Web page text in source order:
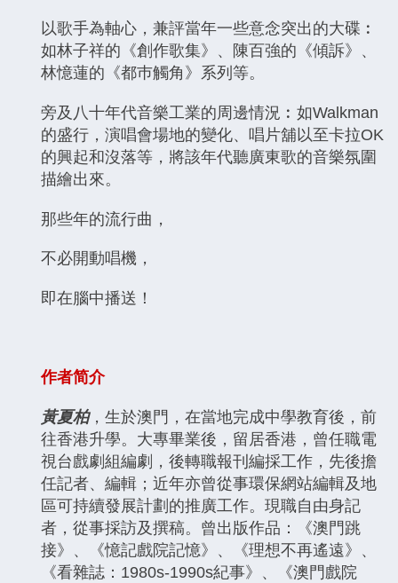
以歌手為軸心，兼評當年一些意念突出的大碟︰
如林子祥的《創作歌集》、陳百強的《傾訴》、
林憶蓮的《都巿觸角》系列等。
旁及八十年代音樂工業的周邊情況︰如Walkman
的盛行，演唱會場地的變化、唱片舖以至卡拉OK
的興起和沒落等，將該年代聽廣東歌的音樂氛圍
描繪出來。
那些年的流行曲，
不必開動唱機，
即在腦中播送！
作者简介
黃夏柏，生於澳門，在當地完成中學教育後，前
往香港升學。大專畢業後，留居香港，曾任職電
視台戲劇組編劇，後轉職報刊編採工作，先後擔
任記者、編輯；近年亦曾從事環保網站編輯及地
區可持續發展計劃的推廣工作。現職自由身記
者，從事採訪及撰稿。曾出版作品：《澳門跳
接》、《憶記戲院記憶》、《理想不再遙遠》、
《看雜誌：1980s-1990s紀事》、《澳門戲院